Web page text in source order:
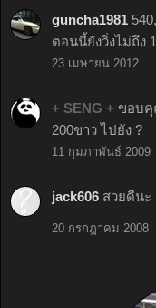
guncha1981
ตอนนี้ยังวิ่งไม่ถึง
23 เมษายน 2012
+ SENG + ขอบ
200ขาว ไปยัง ?
11 กุมภาพันธ์ 2009
jack606 สวยดีนะ
20 กรกฎาคม 2008